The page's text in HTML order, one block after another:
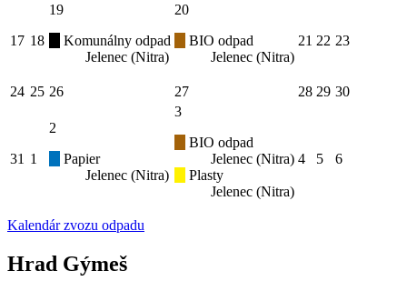
17 18
19
Komunálny odpad
Jelenec (Nitra)
20
BIO odpad
Jelenec (Nitra)
21 22 23
24 25 26 27 28 29 30
31 1
2
Papier
Jelenec (Nitra)
3
BIO odpad
Jelenec (Nitra)
Plasty
Jelenec (Nitra)
4 5 6
Kalendár zvozu odpadu
Hrad Gýmeš